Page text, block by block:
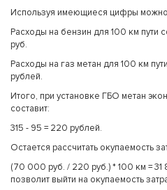
Используя имеющиеся цифры можно
Расходы на бензин для 100 км пути
руб.
Расходы на газ метан для 100 км
рублей.
Итого, при установке ГБО метан
составит:
315 - 95 = 220 рублей.
Остается рассчитать окупаемость
(70 000 руб. / 220 руб.) * 100 км = 31
позволит выйти на окупаемость